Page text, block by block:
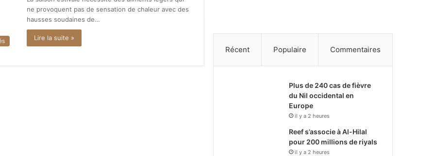
ne provoquent pas de sensation de chaleur avec des
hausses soudaines de…
Lire la suite »
Récent Populaire Commentaires
Plus de 240 cas de fièvre
du Nil occidental en
Europe
il y a 2 heures
Reef s’associe à Al-Hilal
pour 200 millions de riyals
il y a 2 heures